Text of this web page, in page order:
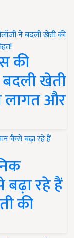
की
बदली खेती
लागत और
रहे हैं
की